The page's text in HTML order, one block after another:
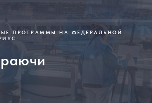
О проекте
Отзывы
Экскурсии
Мастер-
ПРОГРАММЫ НА ФЕДЕРАЛЬНОЙ